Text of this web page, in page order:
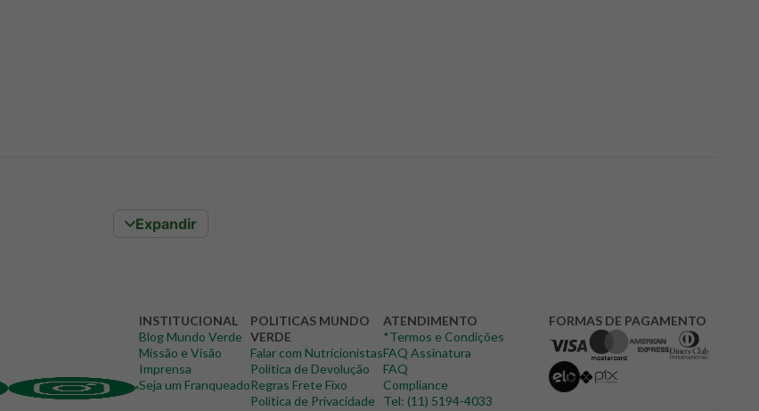
Expandir
INSTITUCIONAL
Blog Mundo Verde
Missão e Visão
Imprensa
Seja um Franqueado
POLITICAS MUNDO
VERDE
Falar com Nutricionistas
Política de Devolução
Regras Frete Fixo
Política de Privacidade
ATENDIMENTO
*Termos e Condições
FAQ Assinatura
FAQ
Compliance
Tel: (11) 5194-4033
FORMAS DE PAGAMENTO